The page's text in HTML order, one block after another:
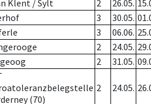
Klent / Sylt 2 26.05.
3 30.05.
3 06.06.
2 24.05.
2 31.05.
(70)
2 24.05.